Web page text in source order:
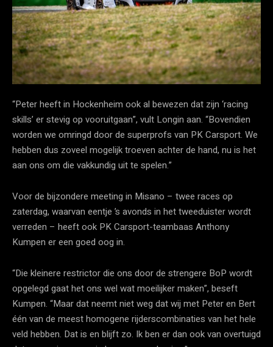
“Peter heeft in Hockenheim ook al bewezen dat zijn ‘racing
skills’ er stevig op vooruitgaan”, vult Longin aan. “Bovendien
worden we omringd door de superprofs van PK Carsport. We
hebben dus zoveel mogelijk troeven achter de hand, nu is het
aan ons om die vakkundig uit te spelen.”
Voor de bijzondere meeting in Misano – twee races op
zaterdag, waarvan eentje ’s avonds in het tweeduister wordt
verreden – heeft ook PK Carsport-teambaas Anthony
Kumpen er een goed oog in.
“Die kleinere restrictor die ons door de strengere BoP wordt
opgelegd gaat het ons wel wat moeilijker maken”, beseft
Kumpen. “Maar dat neemt niet weg dat wij met Peter en Bert
één van de meest homogene rijderscombinaties van het hele
veld hebben. Dat is en blijft zo. Ik ben er dan ook van overtuigd